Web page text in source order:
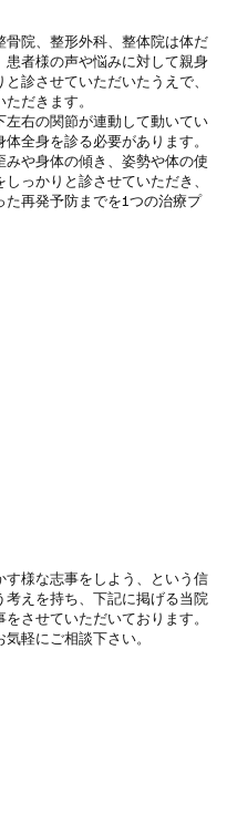
す様な志事をしよう、という信
えを持ち、下記に掲げる当院
させていただいております。
軽にご相談下さい。
院、整形外科、整体院は体だ
者様の声や悩みに対して親身
診させていただいたうえで、
だきます。
右の関節が連動して動いてい
全身を診る必要があります。
や身体の傾き、姿勢や体の使
っかりと診させていただき、
た再発予防までを1つの治療プ